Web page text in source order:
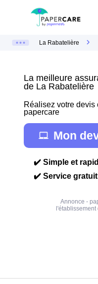
La Rabatelière
La meilleure
de La Rabatelière
Réalisez votre devis
papercare
Mon
✔️ Simple et
✔️ Service
Annonce -